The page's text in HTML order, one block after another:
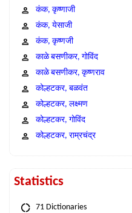
कंक, कृष्णाजी
कंक, येसाजी
कंक, कृष्णजी
काळे बसणीकर, गोविंद
काळे बसणीकर, कृष्णराव
कोल्हटकर, बळवंत
कोल्हटकर, लक्ष्मण
कोल्हटकर, गोविंद
कोल्हटकर, राम्रचंद्र
Statistics
71 Dictionaries